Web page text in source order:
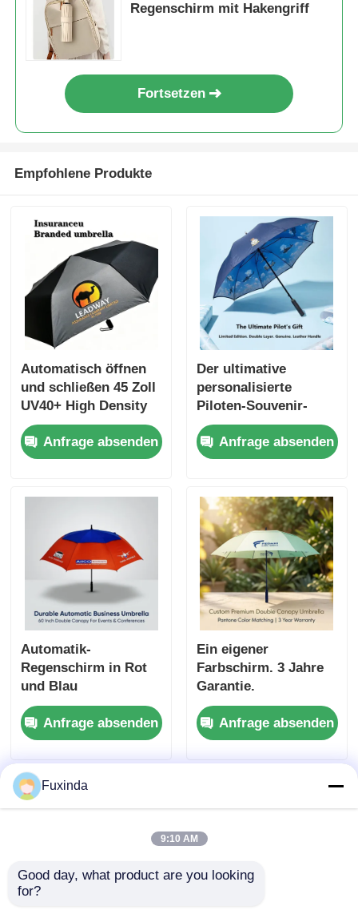
Regenschirm mit Hakengriff
Fortsetzen
Empfohlene Produkte
Automatisch öffnen
und schließen 45 Zoll
UV40+ High Density
Stoff Firmengeschenk
Schirm mit Screen
Print Logo
Anfrage absenden
Der ultimative
personalisierte
Piloten-Souvenir-
Regenschirm
Anfrage absenden
Automatik-
Regenschirm in Rot
und Blau
Anfrage absenden
Ein eigener
Farbschirm. 3 Jahre
Garantie.
Winddichtes
Golfschirm.
Anfrage absenden
Fuxinda
9:10 AM
Good day, what product are you looking
for?